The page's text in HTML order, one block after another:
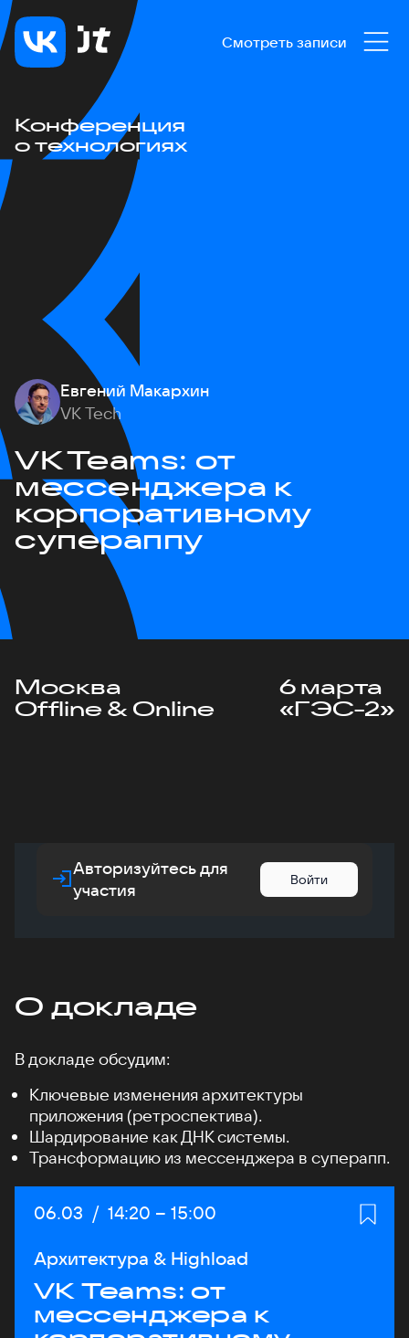
Смотреть записи
Конференция
о технологиях
Евгений Макархин
VK Tech
VK Teams: от
мессенджера к
корпоративному
супераппу
Москва
Offline & Online
6 марта
«ГЭС-2»
Авторизуйтесь для
участия
Войти
О докладе
В докладе обсудим:
Ключевые изменения архитектуры
приложения (ретроспектива).
Шардирование как ДНК системы.
Трансформацию из мессенджера в суперапп.
Дата:
06.03 / Начало:
14:20 – Конец:
15:00
Архитектура & Highload
VK Teams: от
мессенджера к